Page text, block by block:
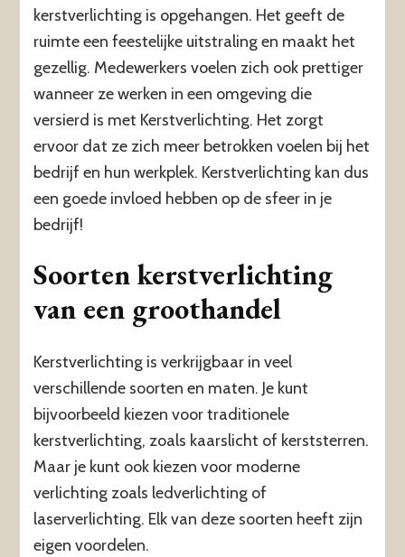
kerstverlichting is opgehangen. Het geeft de
ruimte een feestelijke uitstraling en maakt het
gezellig. Medewerkers voelen zich ook prettiger
wanneer ze werken in een omgeving die
versierd is met Kerstverlichting. Het zorgt
ervoor dat ze zich meer betrokken voelen bij het
bedrijf en hun werkplek. Kerstverlichting kan dus
een goede invloed hebben op de sfeer in je
bedrijf!
Soorten kerstverlichting
van een groothandel
Kerstverlichting is verkrijgbaar in veel
verschillende soorten en maten. Je kunt
bijvoorbeeld kiezen voor traditionele
kerstverlichting, zoals kaarslicht of kerststerren.
Maar je kunt ook kiezen voor moderne
verlichting zoals ledverlichting of
laserverlichting. Elk van deze soorten heeft zijn
eigen voordelen.